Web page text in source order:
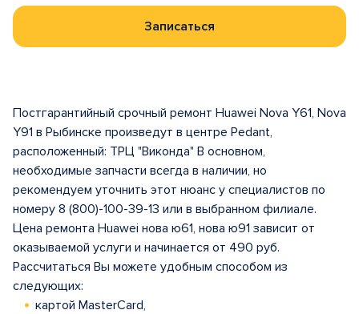
Записаться
Постгарантийный срочный ремонт Huawei Nova Y61, Nova
Y91 в Рыбинске произведут в центрe Pedant,
расположенный: ТРЦ "Виконда" В основном,
необходимые запчасти всегда в наличии, но
рекомендуем уточнить этот нюанс у специалистов по
номеру 8 (800)-100-39-13 или в выбранном филиале.
Цена ремонта Huawei нова ю61, нова ю91 зависит от
оказываемой услуги и начинается от 490 руб.
Рассчитаться Вы можете удобным способом из
следующих:
картой MasterCard,